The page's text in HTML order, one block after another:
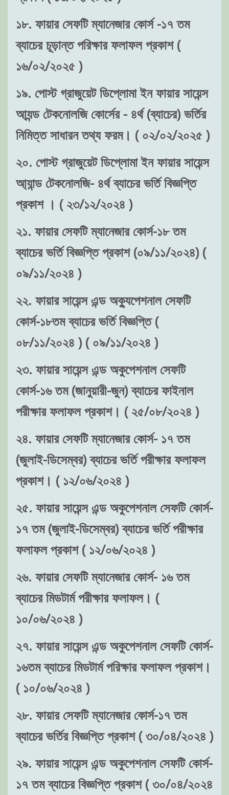
১৮. ফায়ার সেফটি ম্যানেজার কোর্স -১৭ তম
ব্যাচের চূড়ান্ত পরিক্ষার ফলাফল প্রকাশ (
১৬/০২/২০২৫ )
১৯. পোস্ট গ্রাজুয়েট ডিপ্লোমা ইন ফায়ার সায়েন্স
আ্যন্ড টেকনোলজি কোর্সের - ৪র্থ (ব্যাচের) ভর্তির
নিমিত্ত সাধারন তথ্য ফরম। ( ০২/০২/২০২৫ )
২০. পোস্ট গ্রাজুয়েট ডিপ্লোমা ইন ফায়ার সায়েন্স
আ্যান্ড টেকনোলজি- ৪র্থ ব্যাচের ভর্তি বিজ্ঞপ্তি
প্রকাশ । ( ২৩/১২/২০২৪ )
২১. ফায়ার সেফটি ম্যানেজার কোর্স-১৮ তম
ব্যাচের ভর্তি বিজ্ঞপ্তি প্রকাশ (০৯/১১/২০২৪) (
০৯/১১/২০২৪ )
২২. ফায়ার সায়েন্স এন্ড অক্যুপেশনাল সেফটি
কোর্স-১৮তম ব্যাচের ভর্তি বিজ্ঞপ্তি (
০৮/১১/২০২৪ ) ( ০৯/১১/২০২৪ )
২৩. ফায়ার সায়েন্স এন্ড অকুপেশনাল সেফটি
কোর্স-১৬ তম (জানুয়ারী-জুন) ব্যাচের ফাইনাল
পরীক্ষার ফলাফল প্রকাশ। ( ২৫/০৮/২০২৪ )
২৪. ফায়ার সেফটি ম্যানেজার কোর্স- ১৭ তম
(জুলাই-ডিসেম্বর) ব্যাচের ভর্তি পরীক্ষার ফলাফল
প্রকাশ। ( ১২/০৬/২০২৪ )
২৫. ফায়ার সায়েন্স এন্ড অকুপেশনাল সেফটি কোর্স-
১৭ তম (জুলাই-ডিসেম্বর) ব্যাচের ভর্তি পরীক্ষার
ফলাফল প্রকাশ ( ১২/০৬/২০২৪ )
২৬. ফায়ার সেফটি ম্যানেজার কোর্স- ১৬ তম
ব্যাচের মিডটার্ম পরীক্ষার ফলাফল। (
১০/০৬/২০২৪ )
২৭. ফায়ার সায়েন্স এন্ড অকুপেশনাল সেফটি কোর্স-
১৬তম ব্যাচের মিডটার্ম পরিক্ষার ফলাফল প্রকাশ।
( ১০/০৬/২০২৪ )
২৮. ফায়ার সেফটি ম্যানেজার কোর্স-১৭ তম
ব্যাচের ভর্তির বিজ্ঞপ্তি প্রকাশ ( ৩০/০৪/২০২৪ )
২৯. ফায়ার সায়েন্স এন্ড অকুপেশনাল সেফটি কোর্স-
১৭ তম ব্যাচের বিজ্ঞপ্তি প্রকাশ ( ৩০/০৪/২০২৪